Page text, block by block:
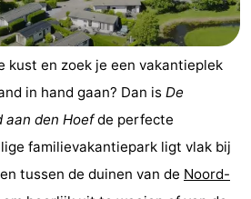
kust en zoek je een vakantieplek
in hand gaan? Dan is De
aan den Hoefde perfecte
familievakantiepark ligt vlak bij
en tussen de duinen van de Noord-